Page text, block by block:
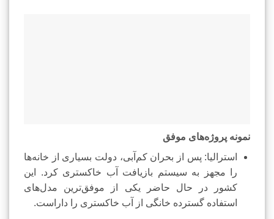
نمونه پروژه‌های موفق
استرالیا: پس از بحران کم‌آبی، دولت بسیاری از خانه‌ها
را مجهز به سیستم بازیافت آب خاکستری کرد. این
کشور در حال حاضر یکی از موفق‌ترین مدل‌های
استفاده گسترده خانگی از آب خاکستری را داراست.